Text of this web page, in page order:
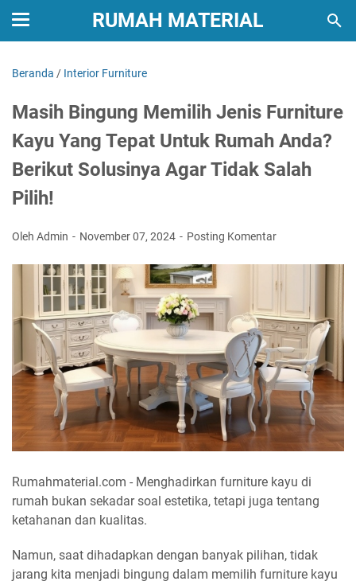
RUMAH MATERIAL
Beranda / Interior Furniture
Masih Bingung Memilih Jenis Furniture
Kayu Yang Tepat Untuk Rumah Anda?
Berikut Solusinya Agar Tidak Salah
Pilih!
Oleh Admin November 07, 2024 Posting Komentar
Rumahmaterial.com - Menghadirkan furniture kayu di
rumah bukan sekadar soal estetika, tetapi juga tentang
ketahanan dan kualitas.
Namun, saat dihadapkan dengan banyak pilihan, tidak
jarang kita menjadi bingung dalam memilih furniture kayu